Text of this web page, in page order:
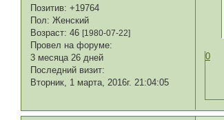
Позитив: +19764
Пол: Женский
Возраст: 46[1980-07-22]
Провел на форуме:
3 месяца 26 дней
Последний визит:
Вторник, 1 марта, 2016г. 21:04:05
0